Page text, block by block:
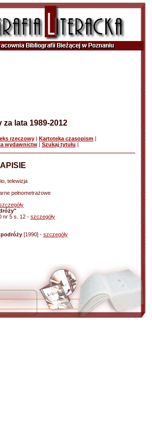
za lata 1989-2012
rzeczowy | Kartoteka czasopism |
wydawnictw| Szukaj tytułu |
telewizja
pełnometrażowe
nr 5 s. 12 - szczegóły
[1990] - szczegóły